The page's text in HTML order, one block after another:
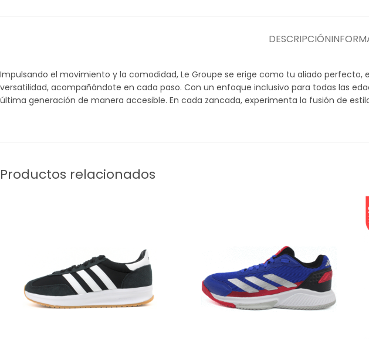
DESCRIPCIÓN
Impulsando el movimiento y la comodidad, Le Groupe se erige como tu aliado
versatilidad, acompañándote en cada paso. Con un enfoque inclusivo para todas las
última generación de manera accesible. En cada zancada, experimenta la fusión de
Productos relacionados